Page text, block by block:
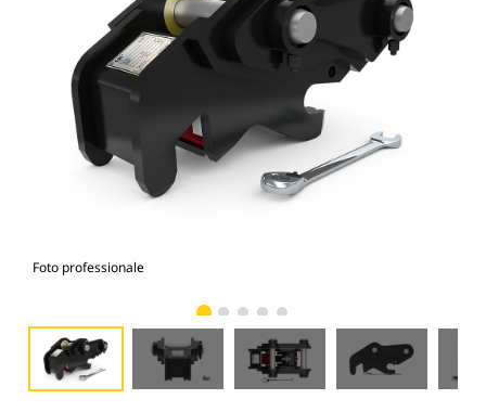
Foto professionale